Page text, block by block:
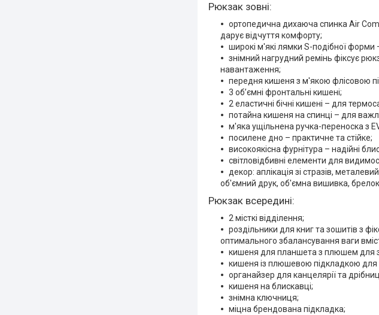
Рюкзак зовні:
ортопедична дихаюча спинка Air
дарує відчуття комфорту;
широкі м'які лямки S-подібної форми
знімний нагрудний ремінь фіксує
навантаження;
передня кишеня з м'якою флісовою
3 об’ємні фронтальні кишені;
2 еластичні бічні кишені – для
потайна кишеня на спинці – для
м'яка ущільнена ручка-переноска з
посилене дно – практичне та стійке;
високоякісна фурнітура – надійні
світловідбивні елементи для
декор: аплікація зі стразів,
об'ємний друк, об'ємна вишивка,
Рюкзак всередині:
2 місткі відділення;
роздільники для книг та зошитів з
оптимального збалансування ваги
кишеня для планшета з плюшем для
кишеня із плюшевою підкладкою для
органайзер для канцелярії та
кишеня на блискавці;
знімна ключниця;
міцна брендована підкладка;